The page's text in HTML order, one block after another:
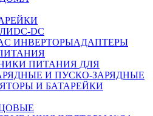
DC-DC
ИНВЕРТОРЫАДАПТЕРЫ
ПИТАНИЯ ДЛЯ
И ПУСКО-ЗАРЯДНЫЕ
И БАТАРЕЙКИ